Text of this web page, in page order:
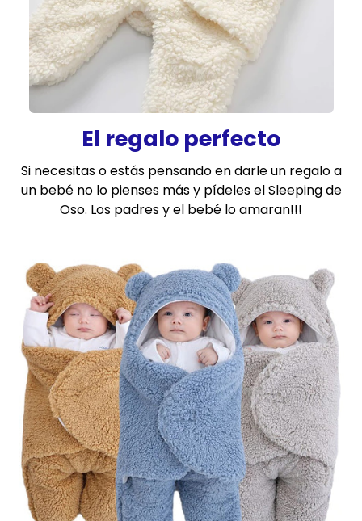
El regalo perfecto
Si necesitas o estás pensando en darle un regalo a
un bebé no lo pienses más y pídeles el Sleeping de
Oso. Los padres y el bebé lo amaran!!!